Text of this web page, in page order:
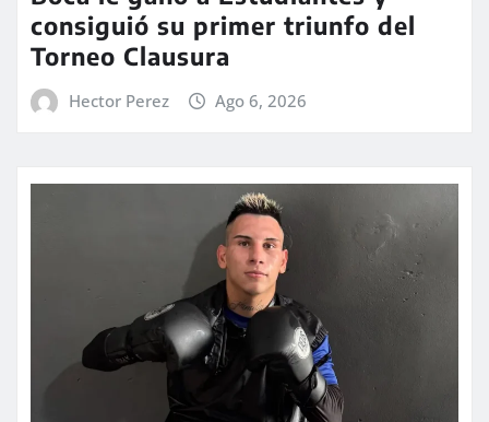
consiguió su primer triunfo del
Torneo Clausura
Hector Perez Ago 6, 2026